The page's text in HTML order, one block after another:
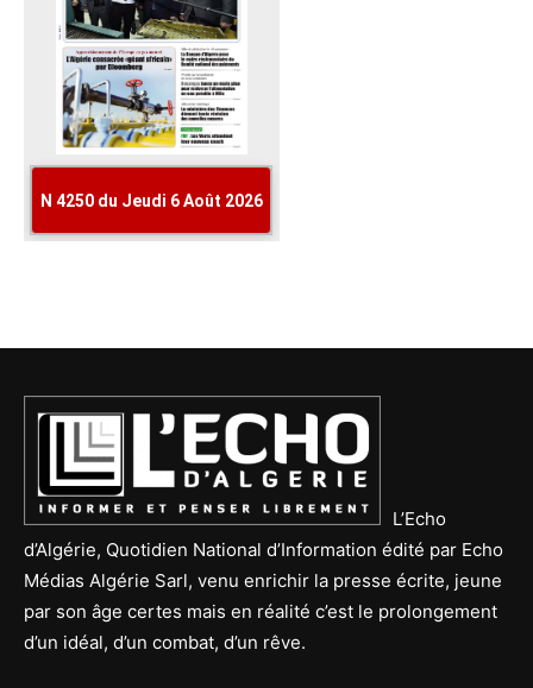
L’Echo
d’Algérie, Quotidien National d’Information édité par Echo
Médias Algérie Sarl, venu enrichir la presse écrite, jeune
par son âge certes mais en réalité c’est le prolongement
d’un idéal, d’un combat, d’un rêve.